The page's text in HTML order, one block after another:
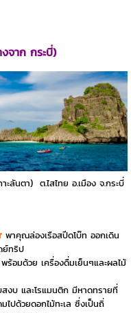
จาก กระบี่)
ะลันตา) ต.ไสไทย อ.เมือง จ.กระบี่
พาคุณล่องเรือสปีดโบ๊ท ออกเดิน
ย์ทริป
ร้อมด้วย เครื่องดื่มเย็นๆและผลไม้
สงบ และโรแมนติก มีหาดทรายที่
ไปด้วยดอกไม้ทะเล ซึ่งเป็นถิ่